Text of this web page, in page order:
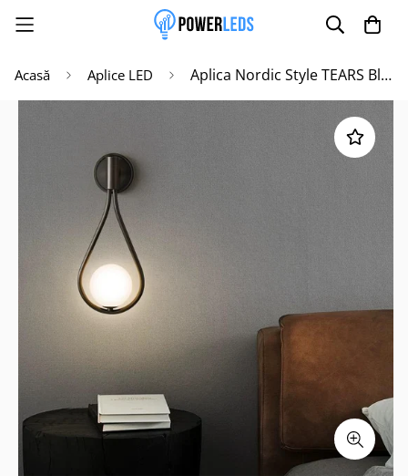
Acasă Aplice LED Aplica Nordic Style TEARS Black MX915/1